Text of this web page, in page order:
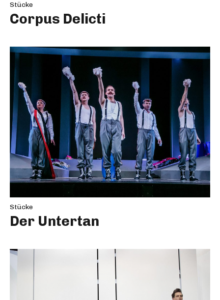
Stücke
Corpus Delicti
Stücke
Der Untertan